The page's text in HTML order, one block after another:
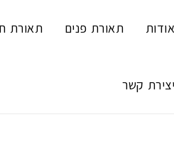
אודות תאורת פנים תאורת
יצירת קשר